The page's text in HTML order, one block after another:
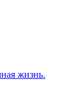
жизнь.